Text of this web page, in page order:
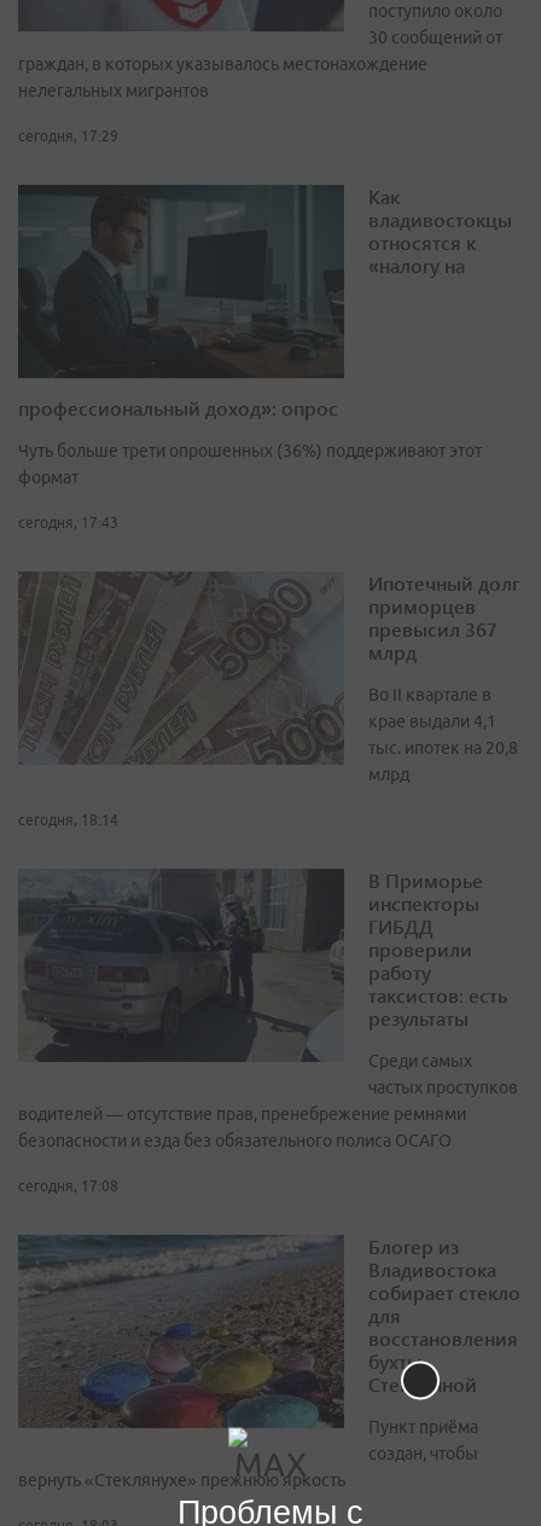
поступило около
30 сообщений от
граждан, в которых указывалось местонахождение
нелегальных мигрантов
сегодня, 17:29
Как
владивостокцы
относятся к
«налогу на
профессиональный доход»: опрос
Чуть больше трети опрошенных (36%) поддерживают этот
формат
сегодня, 17:43
Ипотечный долг
приморцев
превысил 367
млрд
Во II квартале в
крае выдали 4,1
тыс. ипотек на 20,8
млрд
сегодня, 18:14
В Приморье
инспекторы
ГИБДД
проверили
работу
таксистов: есть
результаты
Среди самых
частых проступков
водителей — отсутствие прав, пренебрежение ремнями
безопасности и езда без обязательного полиса ОСАГО
сегодня, 17:08
Блогер из
Владивостока
собирает стекло
для
восстановления
бухты
Стеклянной
Пункт приёма
создан, чтобы
вернуть «Стеклянухе» прежнюю яркость
Проблемы с